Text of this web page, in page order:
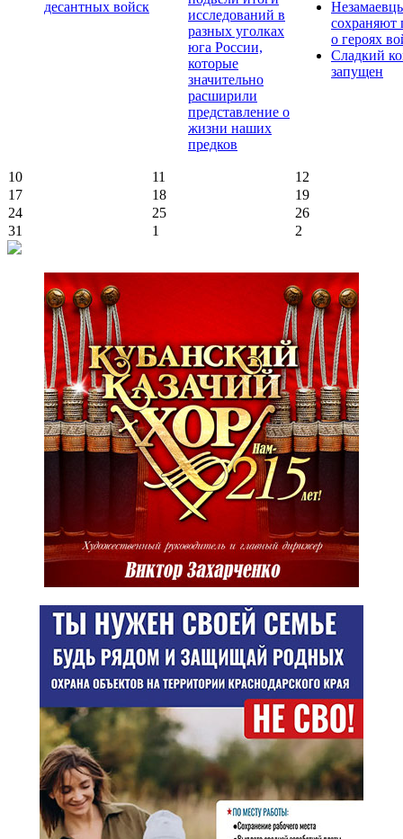
десантных войск
исследований в
разных уголках
юга России,
которые
значительно
расширили
представление о
жизни наших
предков
сохраняют
о героях
Сладкий
запущен
10 11
12
17
18
19
24
25
26
31
1 2